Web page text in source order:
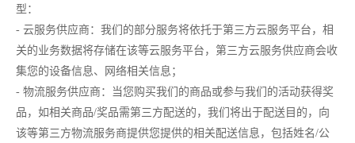
型：
- 云服务供应商：我们的部分服务将依托于第三方云服务平台，相
关的业务数据将存储在该等云服务平台，第三方云服务供应商会收
集您的设备信息、网络相关信息；
- 物流服务供应商：当您购买我们的商品或参与我们的活动获得奖
品，如相关商品/奖品需第三方配送的，我们将出于配送目的，向
该等第三方物流服务商提供您提供的相关配送信息，包括姓名/公